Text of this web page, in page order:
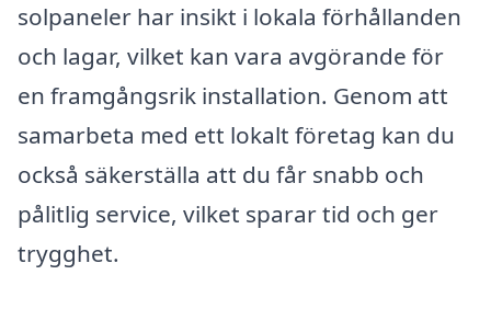
solpaneler har insikt i lokala förhållanden
och lagar, vilket kan vara avgörande för
en framgångsrik installation. Genom att
samarbeta med ett lokalt företag kan du
också säkerställa att du får snabb och
pålitlig service, vilket sparar tid och ger
trygghet.